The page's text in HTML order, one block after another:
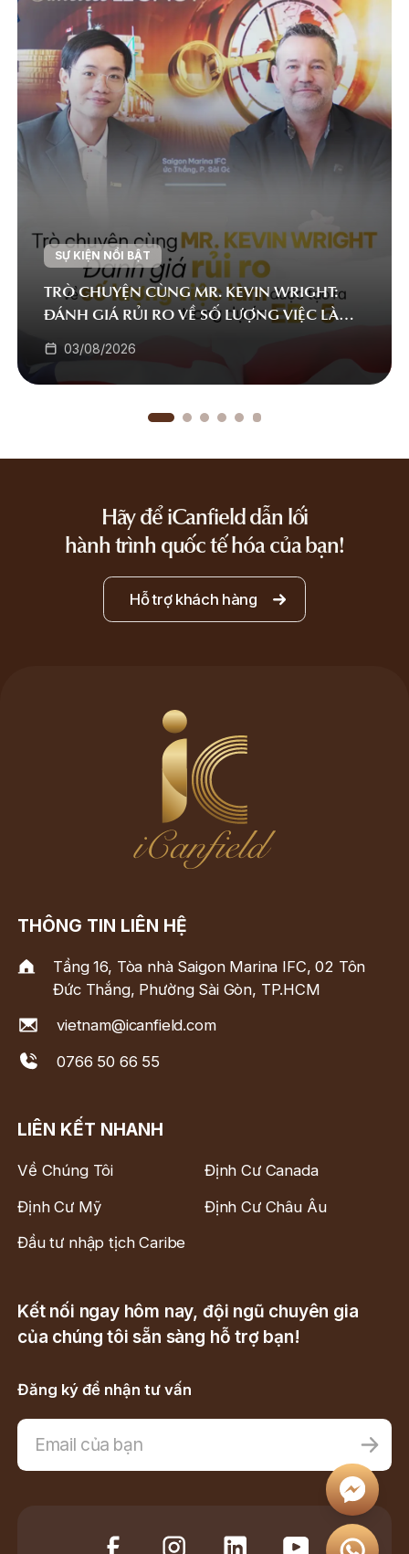
SỰ KIỆN NỔI BẬT
TRÒ CHUYỆN CÙNG MR. KEVIN WRIGHT:
ĐÁNH GIÁ RỦI RO VỀ SỐ LƯỢNG VIỆC LÀM
ĐƯỢC TẠO RA TRONG DỰ ÁN EB-5
03/08/2026
Hãy để iCanfield dẫn lối
hành trình quốc tế hóa của bạn!
Hỗ trợ khách hàng
THÔNG TIN LIÊN HỆ
Tầng 16, Tòa nhà Saigon Marina IFC, 02 Tôn
Đức Thắng, Phường Sài Gòn, TP.HCM
vietnam@icanfield.com
0766 50 66 55
LIÊN KẾT NHANH
Về Chúng Tôi
Định Cư Canada
Định Cư Mỹ
Định Cư Châu Âu
Đầu tư nhập tịch Caribe
Kết nối ngay hôm nay, đội ngũ chuyên gia
của chúng tôi sẵn sàng hỗ trợ bạn!
Đăng ký để nhận tư vấn